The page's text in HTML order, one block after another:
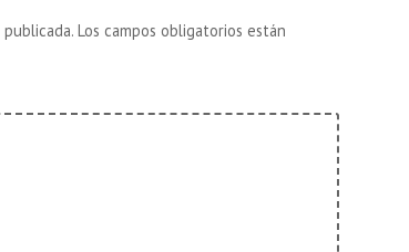
Los campos obligatorios están